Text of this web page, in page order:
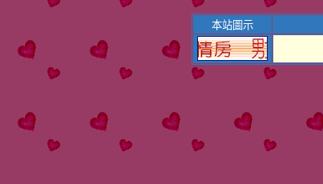
本站圖示